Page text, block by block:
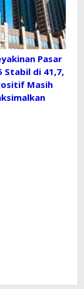
Pasar
Stabil di 41,7,
Masih